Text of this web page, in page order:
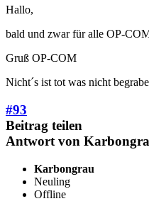
Hallo,
bald und zwar für alle OP-
Gruß OP-COM
Nicht´s ist tot was nicht
#93
Beitrag teilen
Antwort von
Karbongrau
Neuling
Offline